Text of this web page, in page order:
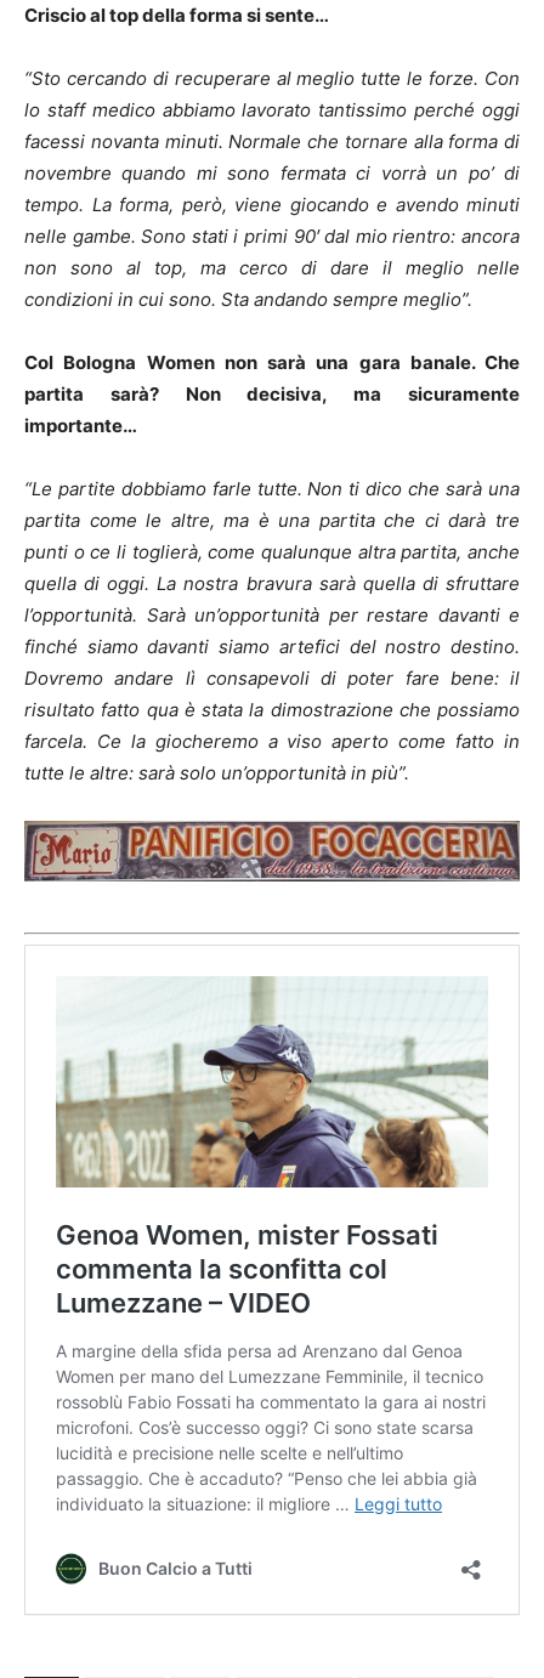
Criscio al top della forma si sente…
“Sto cercando di recuperare al meglio tutte le forze. Con
lo staff medico abbiamo lavorato tantissimo perché oggi
facessi novanta minuti. Normale che tornare alla forma di
novembre quando mi sono fermata ci vorrà un po’ di
tempo. La forma, però, viene giocando e avendo minuti
nelle gambe. Sono stati i primi 90′ dal mio rientro: ancora
non sono al top, ma cerco di dare il meglio nelle
condizioni in cui sono. Sta andando sempre meglio”.
Col Bologna Women non sarà una gara banale. Che
partita sarà? Non decisiva, ma sicuramente
importante…
“Le partite dobbiamo farle tutte. Non ti dico che sarà una
partita come le altre, ma è una partita che ci darà tre
punti o ce li toglierà, come qualunque altra partita, anche
quella di oggi. La nostra bravura sarà quella di sfruttare
l’opportunità. Sarà un’opportunità per restare davanti e
finché siamo davanti siamo artefici del nostro destino.
Dovremo andare lì consapevoli di poter fare bene: il
risultato fatto qua è stata la dimostrazione che possiamo
farcela. Ce la giocheremo a viso aperto come fatto in
tutte le altre: sarà solo un’opportunità in più”.